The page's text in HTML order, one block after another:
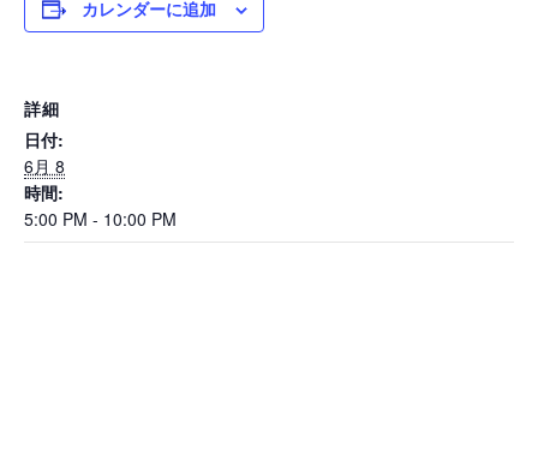
カレンダーに追加
詳細
日付:
6月 8
時間:
5:00 PM - 10:00 PM